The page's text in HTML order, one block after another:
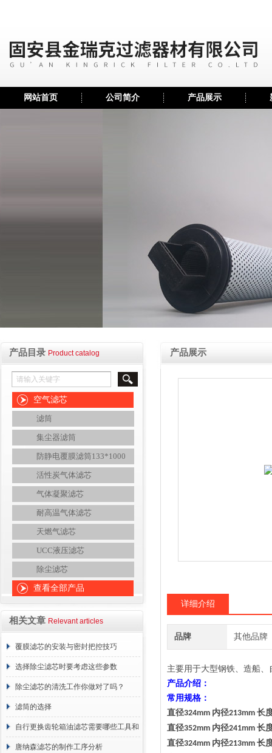
网站首页 公司简介 产品展示
产品目录 Product catalog
空气滤芯
滤筒
集尘器滤筒
防静电覆膜滤筒133*1000
活性炭气体滤芯
气体凝聚滤芯
耐高温气体滤芯
天燃气滤芯
UCC液压滤芯
除尘滤芯
查看全部产品
相关文章 Relevant articles
覆膜滤芯的安装与密封把控技巧
选择除尘滤芯时要考虑这些参数
除尘滤芯的清洗工作你做对了吗？
滤筒的选择
自行更换齿轮箱油滤芯需要哪些工具和
材料？
唐纳森滤芯的制作工序分析
产品展示
详细介绍
品牌 其他品牌
主要用于大型钢铁、造船
产品介绍 ：
常用规格：
直径324mm 内径213mm 长
直径352mm 内径241mm 长
直径324mm 内径213mm 长